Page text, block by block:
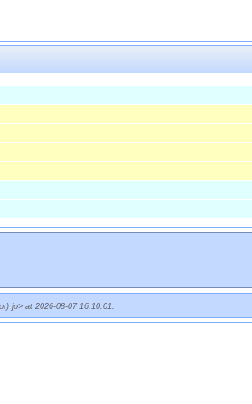
jp> at 2026-08-07 16:10:01.